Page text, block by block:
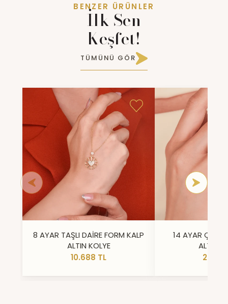
BENZER ÜRÜNLER
İlk Sen
Keşfet!
TÜMÜNÜ GÖR
8 AYAR TAŞLI DAİRE FORM KALP
ALTIN KOLYE
10.688 TL
14 AYAR ÇİFT
ALTIN